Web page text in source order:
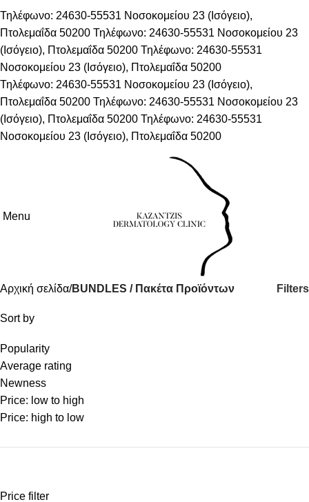
Τηλέφωνο: 24630-55531 Νοσοκομείου 23 (Ισόγειο),
Πτολεμαΐδα 50200 Τηλέφωνο: 24630-55531 Νοσοκομείου 23
(Ισόγειο), Πτολεμαΐδα 50200 Τηλέφωνο: 24630-55531
Νοσοκομείου 23 (Ισόγειο), Πτολεμαΐδα 50200
Τηλέφωνο: 24630-55531 Νοσοκομείου 23 (Ισόγειο),
Πτολεμαΐδα 50200 Τηλέφωνο: 24630-55531 Νοσοκομείου 23
(Ισόγειο), Πτολεμαΐδα 50200 Τηλέφωνο: 24630-55531
Νοσοκομείου 23 (Ισόγειο), Πτολεμαΐδα 50200
Menu
Αρχική σελίδα BUNDLES / Πακέτα Προϊόντων Filters
Sort by
Popularity
Average rating
Newness
Price: low to high
Price: high to low
Price filter